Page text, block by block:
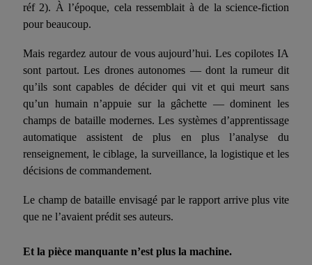
réf 2). À l’époque, cela ressemblait à de la science-fiction
pour beaucoup.
Mais regardez autour de vous aujourd’hui. Les copilotes IA
sont partout. Les drones autonomes — dont la rumeur dit
qu’ils sont capables de décider qui vit et qui meurt sans
qu’un humain n’appuie sur la gâchette — dominent les
champs de bataille modernes. Les systèmes d’apprentissage
automatique assistent de plus en plus l’analyse du
renseignement, le ciblage, la surveillance, la logistique et les
décisions de commandement.
Le champ de bataille envisagé par le rapport arrive plus vite
que ne l’avaient prédit ses auteurs.
Et la pièce manquante n’est plus la machine.